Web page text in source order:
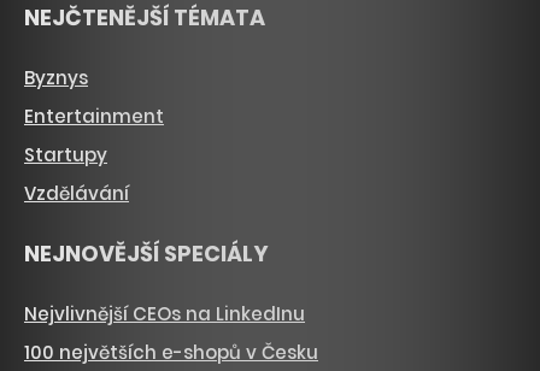
NEJČTENĚJŠÍ TÉMATA
Byznys
Entertainment
Startupy
Vzdělávání
NEJNOVĚJŠÍ SPECIÁLY
Nejvlivnější CEOs na LinkedInu
100 největších e-shopů v Česku